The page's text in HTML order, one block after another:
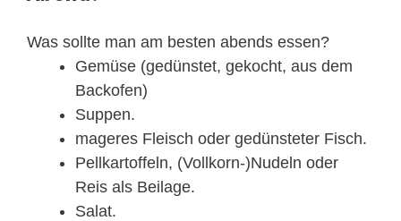
Was sollte man am besten abends essen?
Gemüse (gedünstet, gekocht, aus dem
Backofen)
Suppen.
mageres Fleisch oder gedünsteter Fisch.
Pellkartoffeln, (Vollkorn-)Nudeln oder
Reis als Beilage.
Salat.